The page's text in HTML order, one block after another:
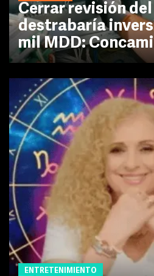
Cerrar revisión del
destrabaría
mil MDD:
ENTRETENIMIENTO